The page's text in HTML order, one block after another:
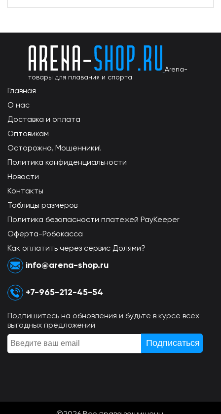
Arena-
товары для плавания и спорта
Главная
О нас
Доставка и оплата
Оптовикам
Осторожно, Мошенники!
Политика конфиденциальности
Новости
Контакты
Таблицы размеров
Политика безопасности платежей PayKeeper
Оферта-Робокасса
Как оплатить через сервис Долями?
info@arena-shop.ru
+7-965-212-45-54
Подпишитесь на обновления и будьте в курсе всех
выгодных предложений